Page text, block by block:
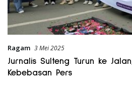
Ragam 3 Mei 2025
Jurnalis Sulteng Turun ke
Kebebasan Pers